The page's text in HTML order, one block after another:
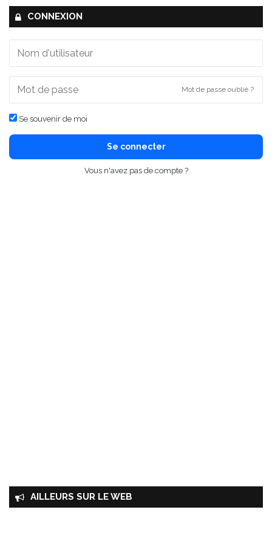
CONNEXION
Mot de passe oublié ?
Se souvenir de moi
Se connecter
Vous n'avez pas de compte ?
AILLEURS SUR LE WEB